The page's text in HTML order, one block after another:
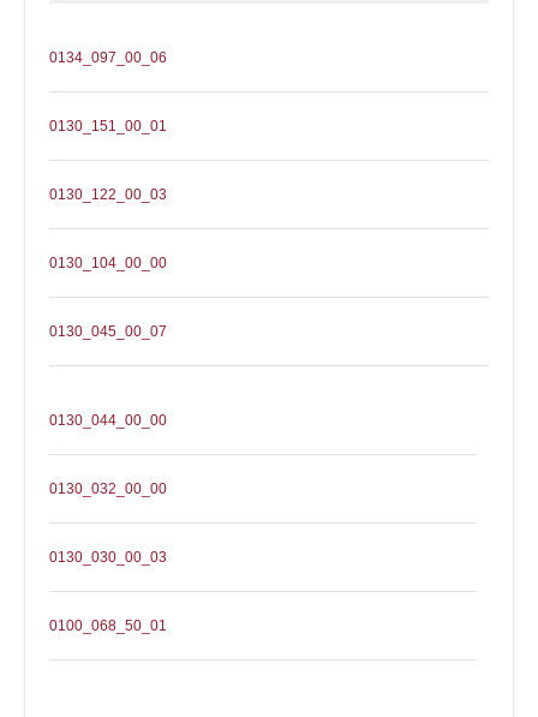
0134_097_00_06
0130_151_00_01
0130_122_00_03
0130_104_00_00
0130_045_00_07
0130_044_00_00
0130_032_00_00
0130_030_00_03
0100_068_50_01